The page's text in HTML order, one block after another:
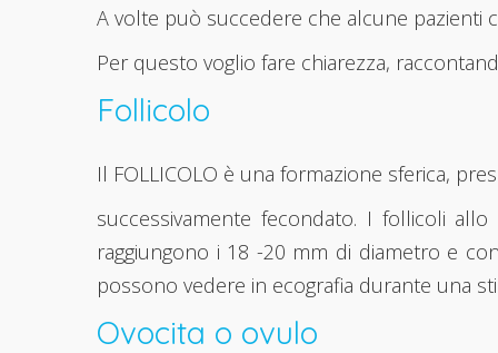
A volte può succedere che alcune
Per questo voglio fare chiarezza,
Follicolo
Il FOLLICOLO è una formazione sferica,
successivamente fecondato. I follicoli
raggiungono i 18 -20 mm di diametro e
possono vedere in ecografia durante una
Ovocita o ovulo